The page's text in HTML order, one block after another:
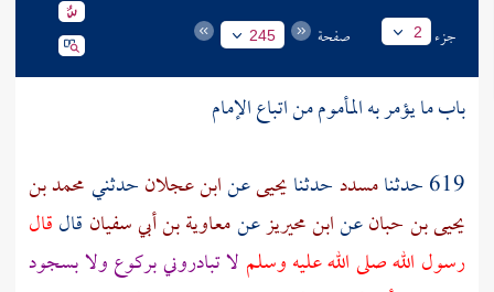
جزء 2 صفحة 245
باب ما يؤمر به المأموم من اتباع الإمام
619 حدثنا
مسددحدثنايحيىعنابن عجلانحدثنيمحمد بن
يحيى بن حبانعنابن محيريزعنمعاوية بن أبي سفيان قالقال
رسول الله صلى الله عليه وسلم لا تبادروني بركوع ولا بسجود